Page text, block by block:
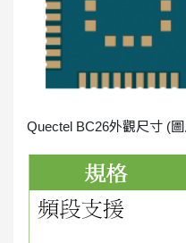
Quectel BC26外觀尺寸 (